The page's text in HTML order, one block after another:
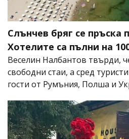
Слънчев бряг се пръска
Хотелите са пълни на
Веселин Налбантов твърди,
свободни стаи, а сред
гости от Румъния, Полша и